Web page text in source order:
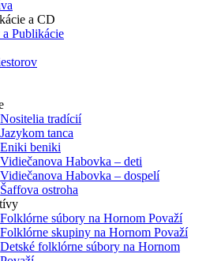
a CD
Publikácie
Nositelia tradícií
Jazykom tanca
Eniki beniki
Vidiečanova Habovka – deti
Vidiečanova Habovka – dospelí
Šaffova ostroha
Folklórne súbory na Hornom Považí
Folklórne skupiny na Hornom Považí
Detské folklórne súbory na Hornom